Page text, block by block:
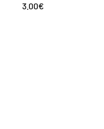
3.00